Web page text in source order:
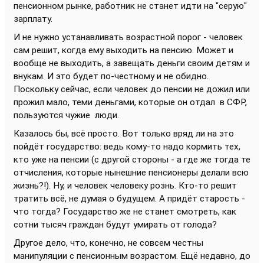
пенсионном рынке, работник не станет идти на "серую"
зарплату.
И не нужно устанавливать возрастной порог - человек
сам решит, когда ему выходить на пенсию. Может и
вообще не выходить, а завещать деньги своим детям и
внукам. И это будет по-честному и не обидно.
Поскольку сейчас, если человек до пенсии не дожил или
прожил мало, теми деньгами, которые он отдал в СФР,
пользуются чужие люди.
Казалось бы, всё просто. Вот только вряд ли на это
пойдёт государство: ведь кому-то надо кормить тех,
кто уже на пенсии (с другой стороны - а где же тогда те
отчисления, которые нынешние пенсионеры делали всю
жизнь?!). Ну, и человек человеку рознь. Кто-то решит
тратить всё, не думая о будущем. А придёт старость -
что тогда? Государство же не станет смотреть, как
сотни тысяч граждан будут умирать от голода?
Другое дело, что, конечно, не совсем честны
манипуляции с пенсионным возрастом. Ещё недавно, до